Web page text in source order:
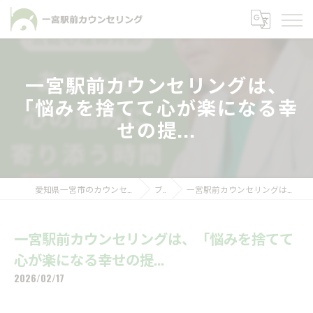
一宮駅前カウンセリングは、
「悩みを捨てて心が楽になる幸
せの提...
ブログ 一宮駅前カウンセリングは、「悩みを捨てて心が楽になる幸せの提...
一宮駅前カウンセリングは、「悩みを捨てて
心が楽になる幸せの提...
2026/02/17